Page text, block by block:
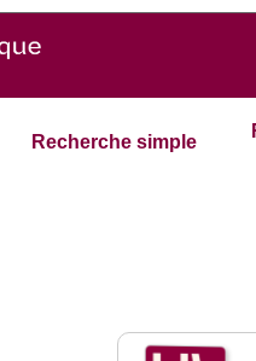
Recherche simple